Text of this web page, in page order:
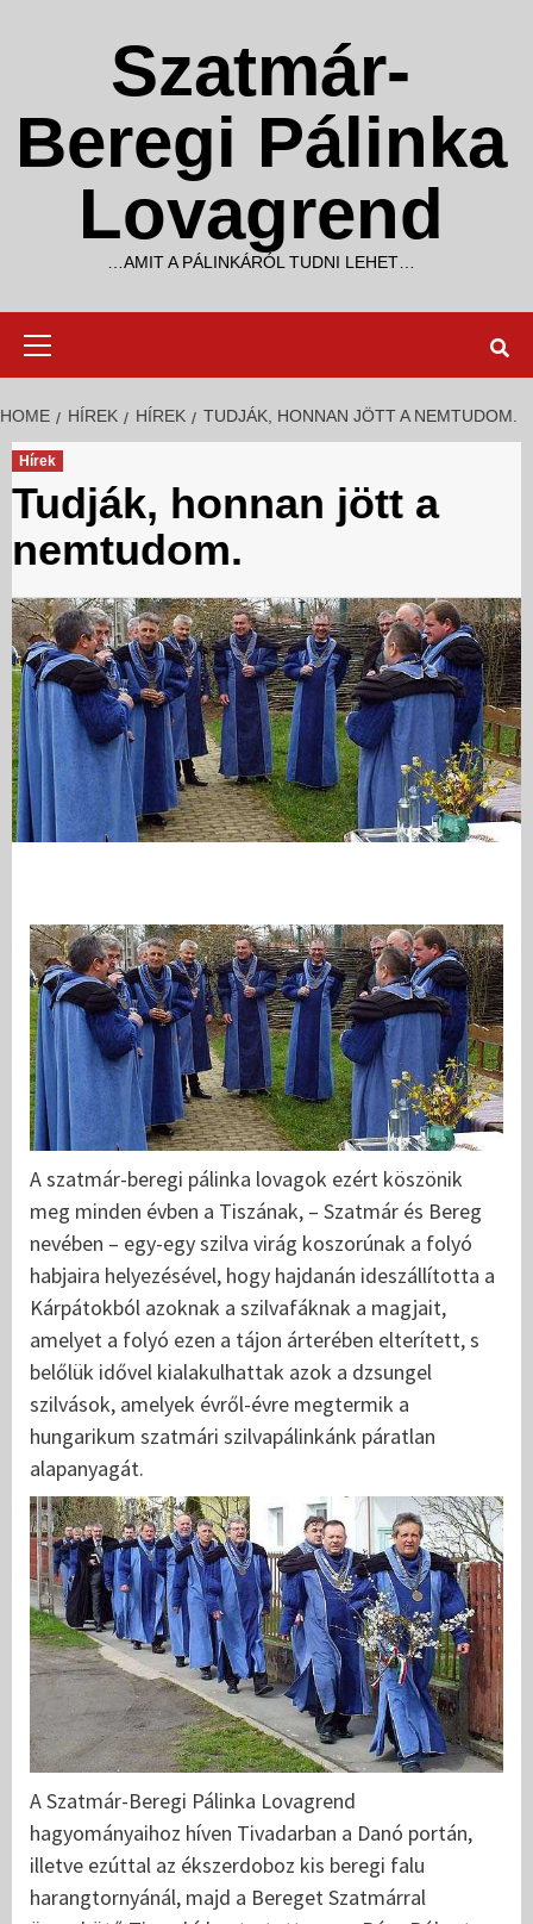
Szatmár-
Beregi Pálinka
Lovagrend
…AMIT A PÁLINKÁRÓL TUDNI LEHET…
HOME HÍREK HÍREK TUDJÁK, HONNAN JÖTT A NEMTUDOM.
Hírek
Tudják, honnan jött a
nemtudom.
A szatmár-beregi pálinka lovagok ezért köszönik
meg minden évben a Tiszának, – Szatmár és Bereg
nevében – egy-egy szilva virág koszorúnak a folyó
habjaira helyezésével, hogy hajdanán ideszállította a
Kárpátokból azoknak a szilvafáknak a magjait,
amelyet a folyó ezen a tájon árterében elterített, s
belőlük idővel kialakulhattak azok a dzsungel
szilvások, amelyek évről-évre megtermik a
hungarikum szatmári szilvapálinkánk páratlan
alapanyagát.
A Szatmár-Beregi Pálinka Lovagrend
hagyományaihoz híven Tivadarban a Danó portán,
illetve ezúttal az ékszerdoboz kis beregi falu
harangtornyánál, majd a Bereget Szatmárral